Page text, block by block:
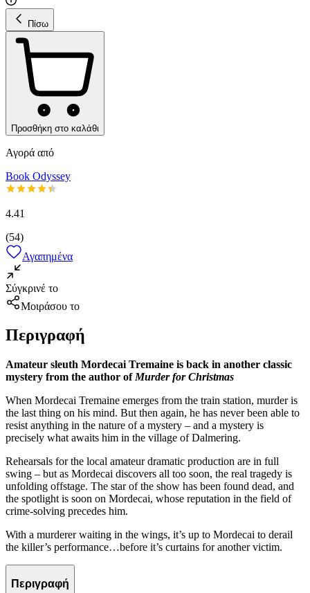
Πίσω
Προσθήκη στο καλάθι
Αγορά από
Book Odyssey
4.41
(54)
Αγαπημένα
Σύγκρινέ το
Μοιράσου το
Περιγραφή
Amateur sleuth Mordecai Tremaine is back in another classic
mystery from the author of Murder for Christmas
When Mordecai Tremaine emerges from the train station, murder is
the last thing on his mind. But then again, he has never been able to
resist anything in the nature of a mystery – and a mystery is
precisely what awaits him in the village of Dalmering.
Rehearsals for the local amateur dramatic production are in full
swing – but as Mordecai discovers all too soon, the real tragedy is
unfolding offstage. The star of the show has been found dead, and
the spotlight is soon on Mordecai, whose reputation in the field of
crime-solving precedes him.
With a murderer waiting in the wings, it’s up to Mordecai to derail
the killer’s performance…before it’s curtains for another victim.
Περιγραφή